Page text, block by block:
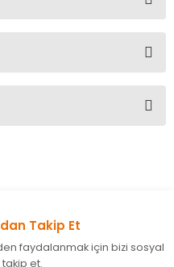
görüntülenemiyor.
bulunuyor.
Takip Et
faydalanmak için bizi sosyal
et.